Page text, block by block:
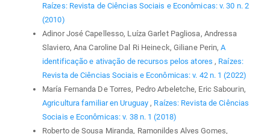
Raízes: Revista de Ciências Sociais e Econômicas: v. 30 n. 2
(2010)
Adinor José Capellesso, Luíza Garlet Pagliosa, Andressa
Slaviero, Ana Caroline Dal Ri Heineck, Giliane Perin,A
identificação e ativação de recursos pelos atores , Raízes:
Revista de Ciências Sociais e Econômicas: v. 42 n. 1 (2022)
María Fernanda De Torres, Pedro Arbeletche, Eric Sabourin,
Agricultura familiar en Uruguay , Raízes: Revista de Ciências
Sociais e Econômicas: v. 38 n. 1 (2018)
Roberto de Sousa Miranda, Ramonildes Alves Gomes,